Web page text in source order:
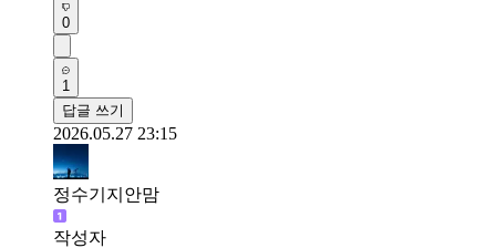
0
1
답글 쓰기
2026.05.27 23:15
정수기지안맘
작성자